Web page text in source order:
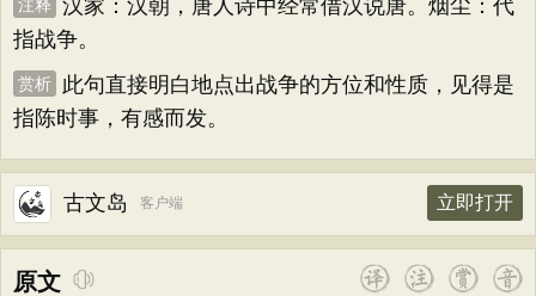
注释
汉家：汉朝，唐人诗中经常借汉说唐。烟尘：代
指战争。
赏析
此句直接明白地点出战争的方位和性质，见得是
指陈时事，有感而发。
古文岛 客户端 立即打开
原文